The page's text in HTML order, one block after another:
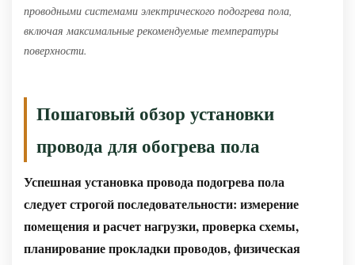
проводными системами электрического подогрева пола,
включая максимальные рекомендуемые температуры
поверхности.
Пошаговый обзор установки
провода для обогрева пола
Успешная установка провода подогрева пола
следует строгой последовательности: измерение
помещения и расчет нагрузки, проверка схемы,
планирование прокладки проводов, физическая